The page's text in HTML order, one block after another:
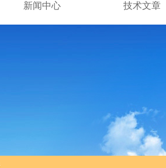
新闻中心 技术文章